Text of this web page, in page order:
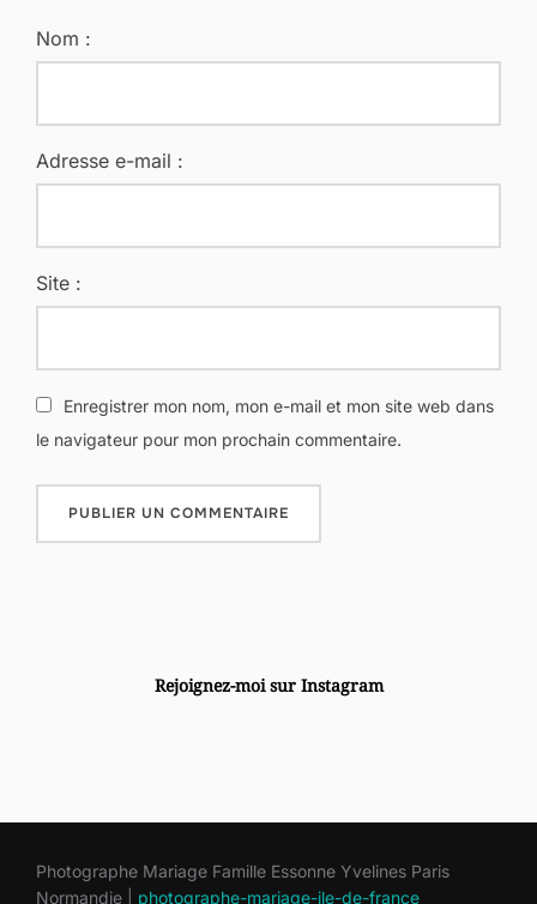
Nom :
Adresse e-mail :
Site :
Enregistrer mon nom, mon e-mail et mon site web dans
le navigateur pour mon prochain commentaire.
Rejoignez-moi sur Instagram
Photographe Mariage Famille Essonne Yvelines Paris
Normandie | photographe-mariage-ile-de-france